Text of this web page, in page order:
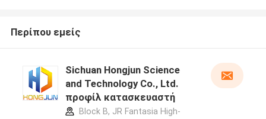
Περίπου εμείς
Sichuan Hongjun Science
and Technology Co., Ltd.
προφίλ κατασκευαστή
Block B, JR Fantasia High-